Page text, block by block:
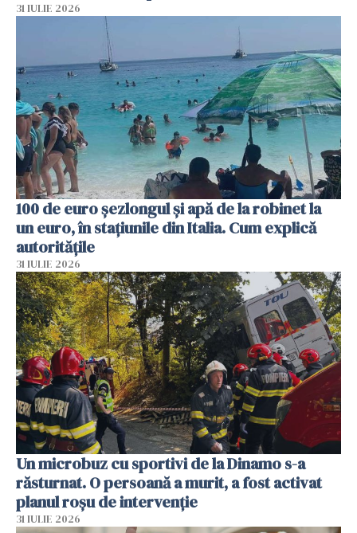
31 IULIE 2026
100 de euro șezlongul și apă de la robinet la
un euro, în stațiunile din Italia. Cum explică
autoritățile
31 IULIE 2026
Un microbuz cu sportivi de la Dinamo s-a
răsturnat. O persoană a murit, a fost activat
planul roșu de intervenție
31 IULIE 2026